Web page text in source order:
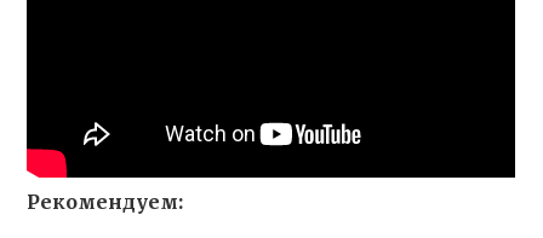
Рекомендуем: